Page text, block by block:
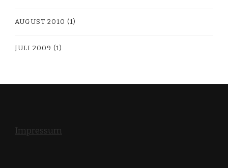
AUGUST 2010 (1)
JULI 2009 (1)
Impressum